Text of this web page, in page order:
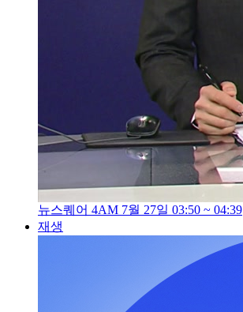
뉴스퀘어 4AM 7월 27일 03:50 ~ 04:39
재생